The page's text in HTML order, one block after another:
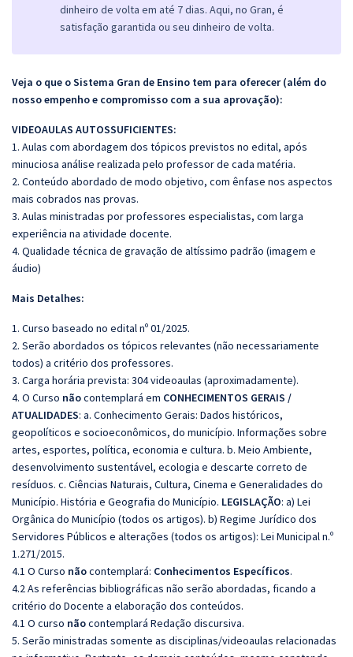
dinheiro de volta em até 7 dias. Aqui, no Gran, é
satisfação garantida ou seu dinheiro de volta.
Veja o que o Sistema Gran de Ensino tem para oferecer (além do
nosso empenho e compromisso com a sua aprovação):
VIDEOAULAS AUTOSSUFICIENTES:
1. Aulas com abordagem dos tópicos previstos no edital, após
minuciosa análise realizada pelo professor de cada matéria.
2. Conteúdo abordado de modo objetivo, com ênfase nos aspectos
mais cobrados nas provas.
3. Aulas ministradas por professores especialistas, com larga
experiência na atividade docente.
4. Qualidade técnica de gravação de altíssimo padrão (imagem e
áudio)
Mais Detalhes:
1. Curso baseado no edital nº 01/2025.
2. Serão abordados os tópicos relevantes (não necessariamente
todos) a critério dos professores.
3. Carga horária prevista: 304 videoaulas (aproximadamente).
4. O Curso nãocontemplará em CONHECIMENTOS GERAIS /
ATUALIDADES: a. Conhecimento Gerais: Dados históricos,
geopolíticos e socioeconômicos, do município. Informações sobre
artes, esportes, política, economia e cultura. b. Meio Ambiente,
desenvolvimento sustentável, ecologia e descarte correto de
resíduos. c. Ciências Naturais, Cultura, Cinema e Generalidades do
Município. História e Geografia do Município. LEGISLAÇÃO: a) Lei
Orgânica do Município (todos os artigos). b) Regime Jurídico dos
Servidores Públicos e alterações (todos os artigos): Lei Municipal n.º
1.271/2015.
4.1 O Curso nãocontemplará: Conhecimentos Específicos.
4.2 As referências bibliográficas não serão abordadas, ficando a
critério do Docente a elaboração dos conteúdos.
4.1 O curso nãocontemplará Redação discursiva.
5. Serão ministradas somente as disciplinas/videoaulas relacionadas